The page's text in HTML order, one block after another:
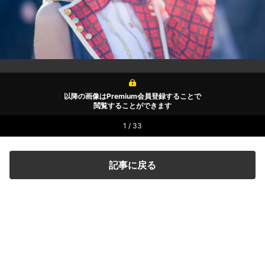
以降の画像はPremium会員登録することで
閲覧することができます
1 / 33
記事に戻る